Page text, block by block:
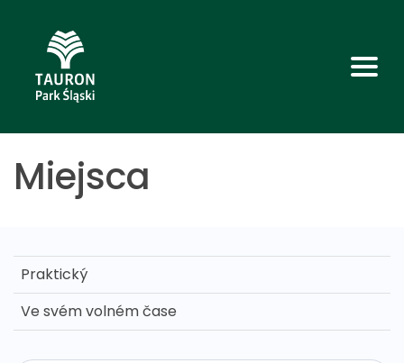
Miejsca
Praktický
Ve svém volném čase